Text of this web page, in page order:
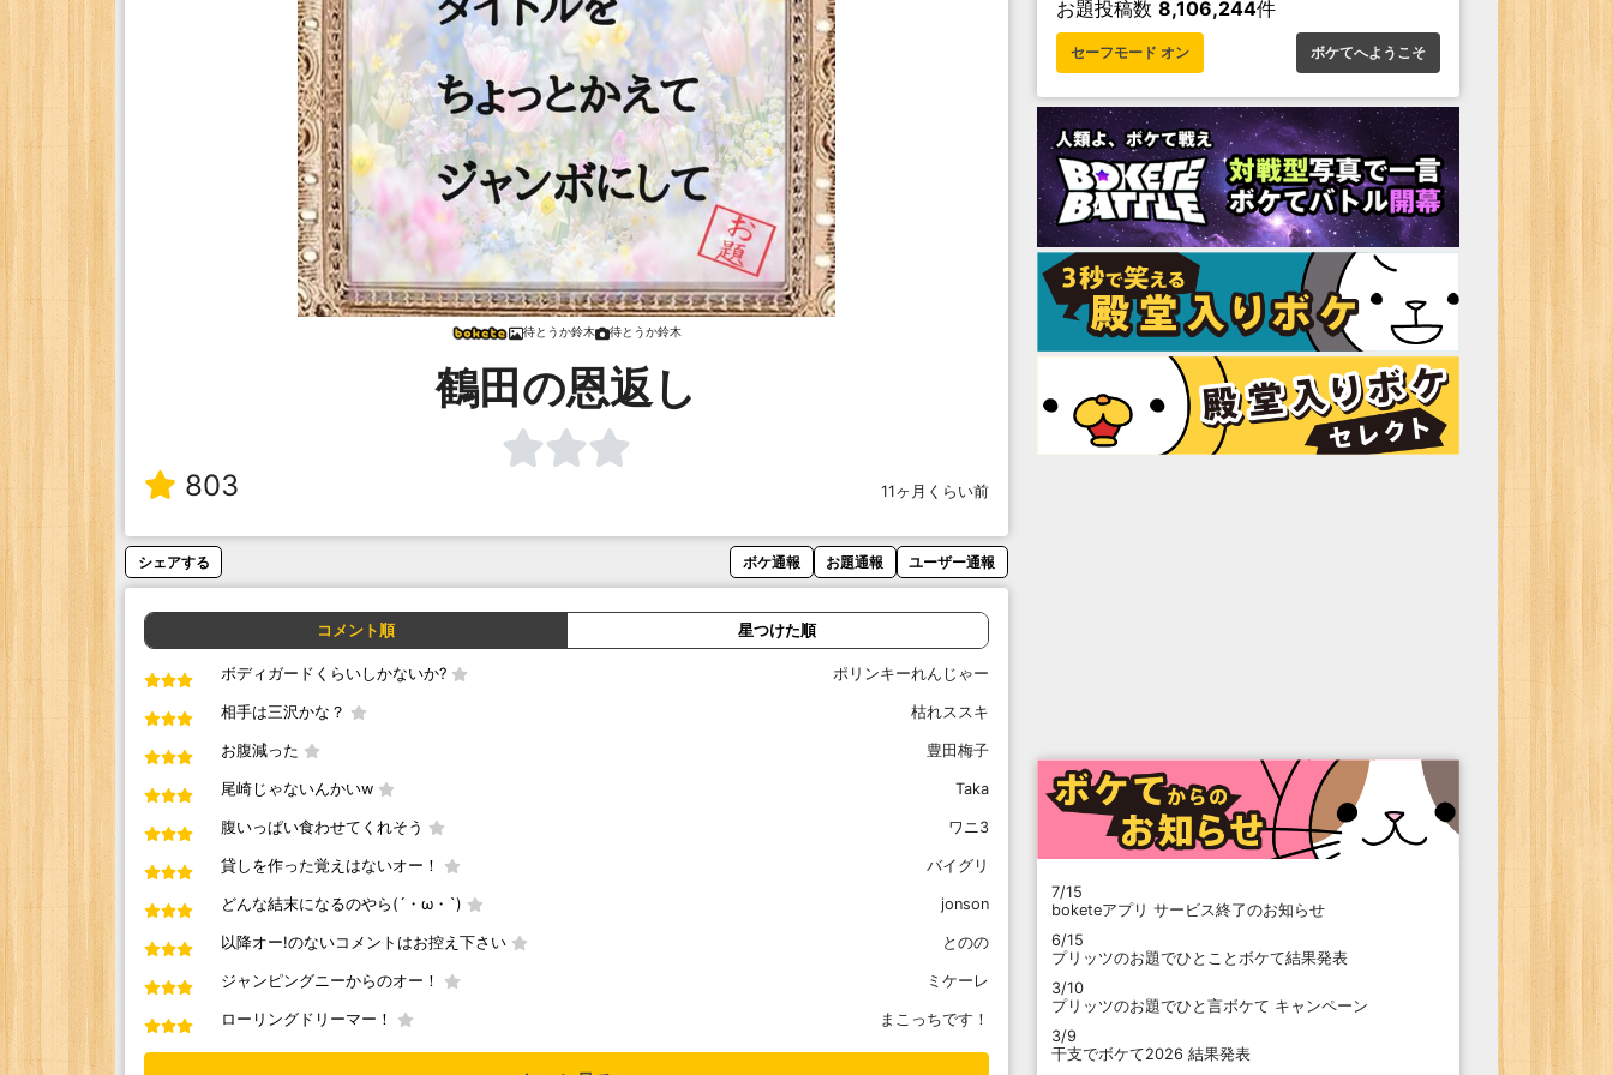
待とうか鈴木 待とうか鈴木
鶴田の恩返し
803 11ヶ月くらい前
シェアする ボケ通報 お題通報 ユーザー通報
コメント順 星つけた順
ボディガードくらいしかないか? ポリンキーれんじゃー
相手は三沢かな？ 枯れススキ
お腹減った 豊田梅子
尾崎じゃないんかいw Taka
腹いっぱい食わせてくれそう ワニ3
貸しを作った覚えはないオー！ バイグリ
どんな結末になるのやら(´・ω・`) jonson
以降オー!のないコメントはお控え下さい とのの
ジャンピングニーからのオー！ ミケーレ
ローリングドリーマー！ まこっちです！
お題投稿数 8,106,244件
セーフモード オン ボケてへようこそ
7/15
boketeアプリ サービス終了のお知らせ
6/15
プリッツのお題でひとことボケて結果発表
3/10
プリッツのお題でひと言ボケて キャンペーン
3/9
干支でボケて2026 結果発表